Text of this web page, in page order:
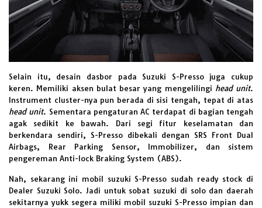
Selain itu, desain dasbor pada Suzuki S-Presso juga cukup
keren. Memiliki aksen bulat besar yang mengelilingi head unit.
Instrument cluster-nya pun berada di sisi tengah, tepat di atas
head unit. Sementara pengaturan AC terdapat di bagian tengah
agak sedikit ke bawah. Dari segi fitur keselamatan dan
berkendara sendiri, S-Presso dibekali dengan SRS Front Dual
Airbags, Rear Parking Sensor, Immobilizer, dan sistem
pengereman Anti-lock Braking System (ABS).
Nah, sekarang ini mobil suzuki S-Presso sudah ready stock di
Dealer Suzuki Solo. Jadi untuk sobat suzuki di solo dan daerah
sekitarnya yukk segera miliki mobil suzuki S-Presso impian dan